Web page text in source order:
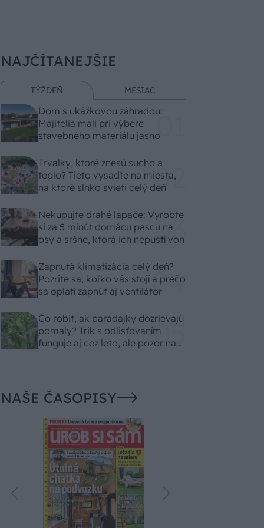
NAJČÍTANEJŠIE
TÝŽDEŇ MESIAC
Dom s ukážkovou záhradou:
Majitelia mali pri výbere
stavebného materiálu jasno
Trvalky, ktoré znesú sucho a
teplo? Tieto vysaďte na miesta,
na ktoré slnko svieti celý deň
Nekupujte drahé lapače: Vyrobte
si za 5 minút domácu pascu na
osy a sršne, ktorá ich nepustí von
Zapnutá klimatizácia celý deň?
Pozrite sa, koľko vás stojí a prečo
sa oplatí zapnúť aj ventilátor
Čo robiť, ak paradajky dozrievajú
pomaly? Trik s odlisťovaním
funguje aj cez leto, ale pozor na
NAŠE ČASOPISY